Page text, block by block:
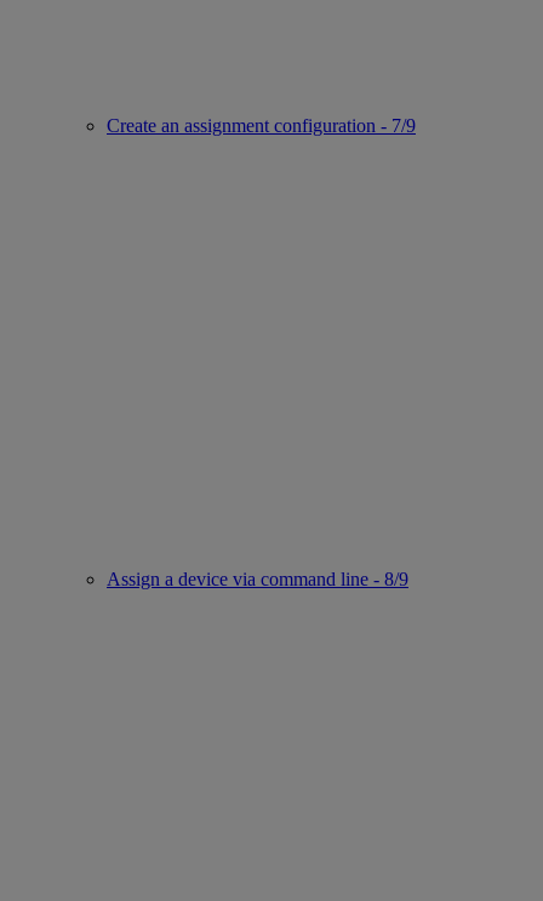
Create an assignment configuration - 7/9
Assign a device via command line - 8/9